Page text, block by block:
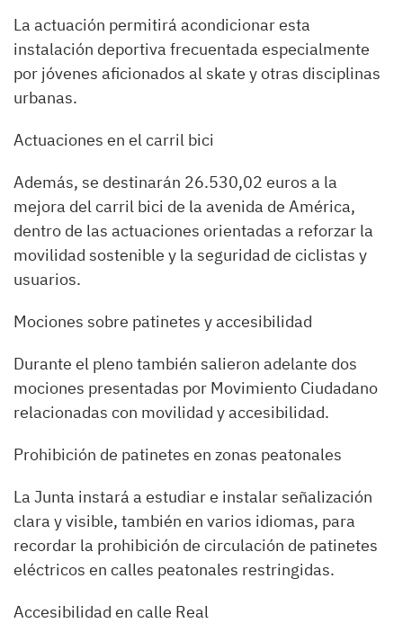
La actuación permitirá acondicionar esta
instalación deportiva frecuentada especialmente
por jóvenes aficionados al skate y otras disciplinas
urbanas.
Actuaciones en el carril bici
Además, se destinarán 26.530,02 euros a la
mejora del carril bici de la avenida de América,
dentro de las actuaciones orientadas a reforzar la
movilidad sostenible y la seguridad de ciclistas y
usuarios.
Mociones sobre patinetes y accesibilidad
Durante el pleno también salieron adelante dos
mociones presentadas por Movimiento Ciudadano
relacionadas con movilidad y accesibilidad.
Prohibición de patinetes en zonas peatonales
La Junta instará a estudiar e instalar señalización
clara y visible, también en varios idiomas, para
recordar la prohibición de circulación de patinetes
eléctricos en calles peatonales restringidas.
Accesibilidad en calle Real